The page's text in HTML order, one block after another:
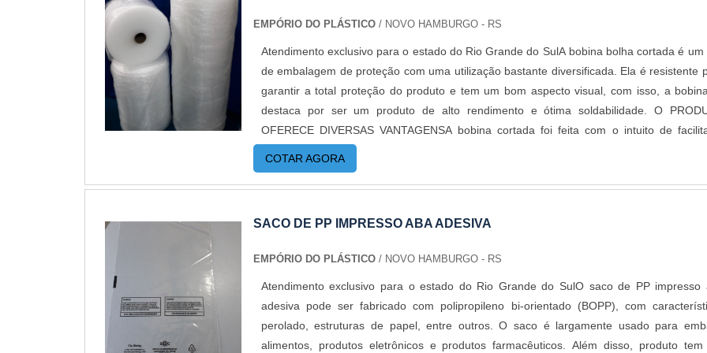
EMPÓRIO DO PLÁSTICO/ NOVO HAMBURGO - RS
Atendimento exclusivo para o estado do Rio Grande do SulA bobina bolha cortada é um
de embalagem de proteção com uma utilização bastante diversificada. Ela é resistente
garantir a total proteção do produto e tem um bom aspecto visual, com isso, a
destaca por ser um produto de alto rendimento e ótima soldabilidade. O
OFERECE DIVERSAS VANTAGENSA bobina cortada foi feita com o intuito de
trabalho e o manuseio dos produtos quando forem embalados, principalmente
pequenas. Essa bolha fatiada em 60 /30 ou 15 cm de largura vai auxiliar muito no
do trabalho.Uma das vantagens é a versatilidade gerada pelas características técnicas
personalizada de acordo com as necessidades, demandas e preferências de cada
personalizada; Entre outros.Ela é utilizada para embrulhar e proteger inúmeros
consumo, especialmente alimentos perecíveis e não perecíveis. Por isso, ela é
utilizada por indústrias alimentícias, têxteis, confecções, vestuário, entre outras.A
EMPRESA PARA COMPRAR BOBINA BOLHA CORTADAA Empório do Plástico
COTAR AGORA
SACO DE PP IMPRESSO ABA ADESIVA
EMPÓRIO DO PLÁSTICO/ NOVO HAMBURGO - RS
Atendimento exclusivo para o estado do Rio Grande do SulO saco de PP impresso
adesiva pode ser fabricado com polipropileno bi-orientado (BOPP), com
perolado, estruturas de papel, entre outros. O saco é largamente usado para
alimentos, produtos eletrônicos e produtos farmacêuticos. Além disso, produto tem